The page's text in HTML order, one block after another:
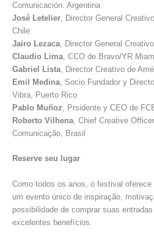
Comunicación. Argentina
José Letelier, Director General
Chile
Jairo Lezaca, Director General
Claudio Lima, CCO de Bravo/YR
Gabriel Lista, Director Creativo de
Emil Medina, Socio Fundador y
Vibra, Puerto Rico
Pablo Muñoz, Prsidente y CEO de
Roberto Vilhena, Chief Creative
Comunicação, Brasil
Reserve seu lugar
Como todos os anos, o festival
um evento único de inspiração,
possibilidade de comprar suas
excelentes benefícios.